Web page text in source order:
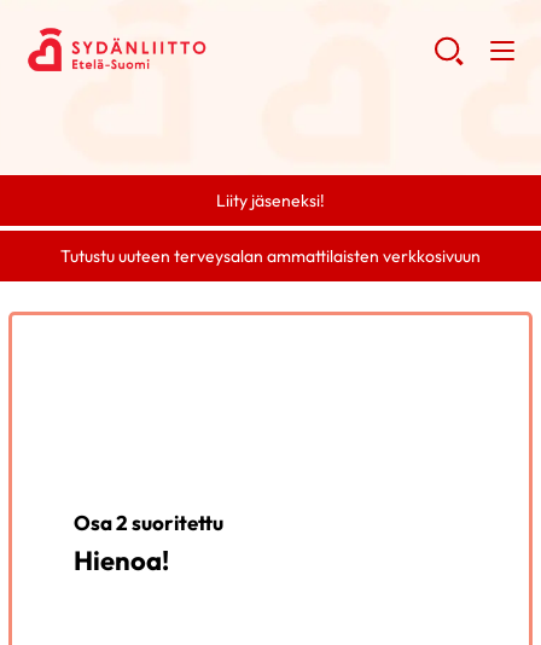
Liity jäseneksi!
Tutustu uuteen terveysalan ammattilaisten verkkosivuun
Osa 2 suoritettu
Hienoa!